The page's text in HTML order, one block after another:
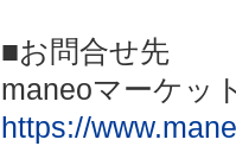
■お問合せ先
maneoマーケッ
https://